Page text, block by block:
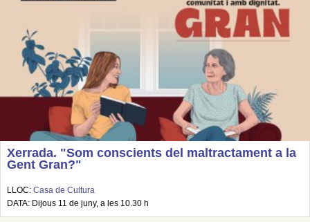
Xerrada. "Som conscients del maltractament a la
Gent Gran?"
LLOC: Casa de Cultura
DATA: Dijous 11 de juny, a les 10.30 h